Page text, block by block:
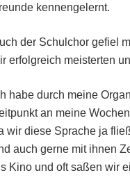
kennengelernt.
der Schulchor gefiel
erfolgreich meisterten
habe durch meine
an meine
wir diese Sprache ja
auch gerne mit ihnen
Kino und oft saßen wir